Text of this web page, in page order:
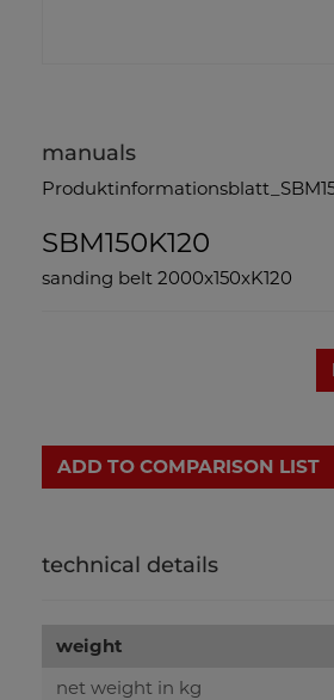
manuals
SBM150K120
sanding belt 2000x150xK120
ADD TO COMPARISON LIST
technical details
weight
net weight in kg